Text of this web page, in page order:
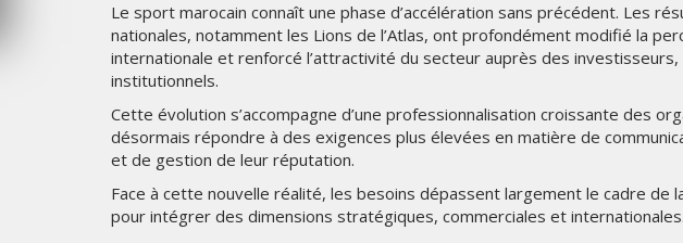
Le sport marocain connaît une phase d’accélération sans précédent. Les
nationales, notamment les Lions de l’Atlas, ont profondément modifié la
internationale et renforcé l’attractivité du secteur auprès des
institutionnels.
Cette évolution s’accompagne d’une professionnalisation croissante des
désormais répondre à des exigences plus élevées en matière de
et de gestion de leur réputation.
Face à cette nouvelle réalité, les besoins dépassent largement le cadre de
pour intégrer des dimensions stratégiques, commerciales et internationales.